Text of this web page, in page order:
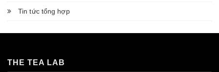
Tin tức tổng hợp
THE TEA LAB